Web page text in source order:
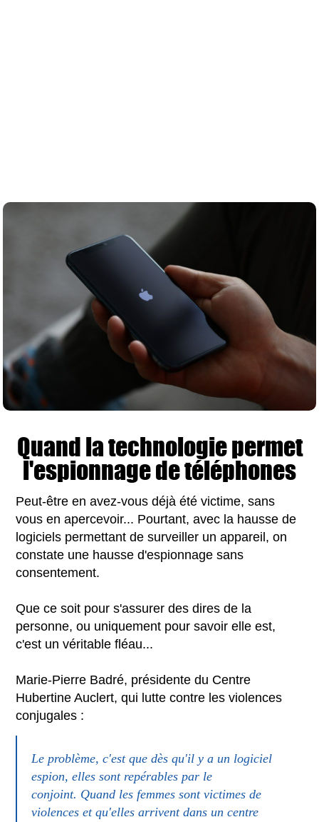
Quand la technologie permet
l'espionnage de téléphones
Peut-être en avez-vous déjà été victime, sans
vous en apercevoir... Pourtant, avec la hausse de
logiciels permettant de surveiller un appareil, on
constate une hausse d'espionnage sans
consentement.
Que ce soit pour s'assurer des dires de la
personne, ou uniquement pour savoir elle est,
c'est un véritable fléau...
Marie-Pierre Badré, présidente du Centre
Hubertine Auclert, qui lutte contre les violences
conjugales :
Le problème, c'est que dès qu'il y a un logiciel
espion, elles sont repérables par le
conjoint. Quand les femmes sont victimes de
violences et qu'elles arrivent dans un centre